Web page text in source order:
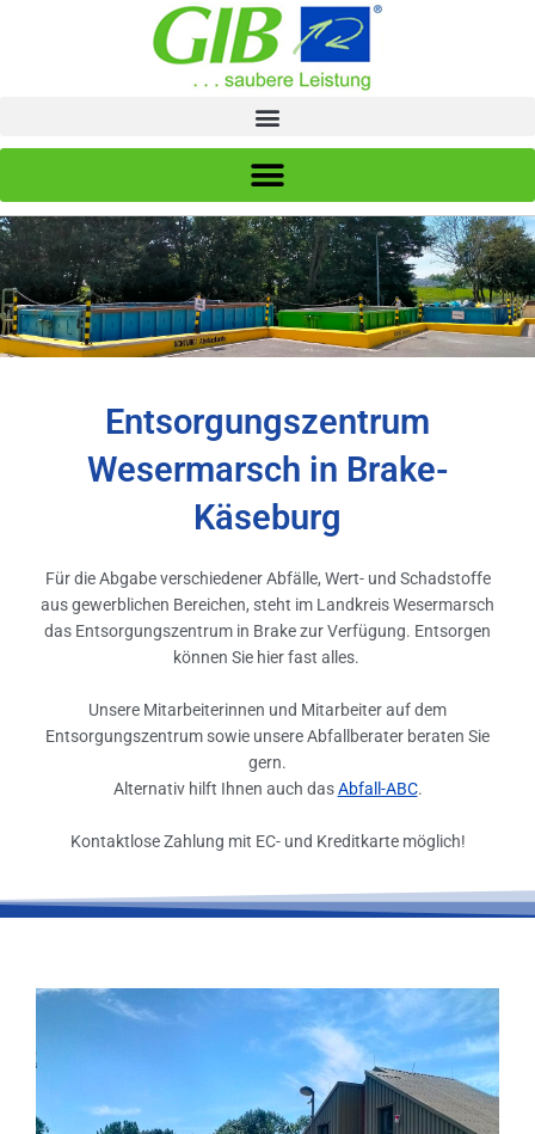
Entsorgungszentrum
Wesermarsch in Brake-
Käseburg
Für die Abgabe verschiedener Abfälle, Wert- und Schadstoffe
aus gewerblichen Bereichen, steht im Landkreis Wesermarsch
das Entsorgungszentrum in Brake zur Verfügung. Entsorgen
können Sie hier fast alles.
Unsere Mitarbeiterinnen und Mitarbeiter auf dem
Entsorgungszentrum sowie unsere Abfallberater beraten Sie
gern.
Alternativ hilft Ihnen auch dasAbfall-ABC.
Kontaktlose Zahlung mit EC- und Kreditkarte möglich!